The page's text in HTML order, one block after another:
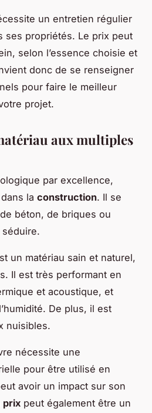
un entretien régulier
ses propriétés. Le prix peut
selon l’essence choisie et
donc de se renseigner
pour faire le meilleur
projet.
aux multiples
par excellence,
la construction. Il se
béton, de briques ou
séduire.
un matériau sain et naturel,
Il est très performant en
et acoustique, et
De plus, il est
nuisibles.
nécessite une
pour être utilisé en
avoir un impact sur son
prix peut également être un